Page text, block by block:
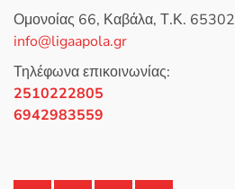
α
π
ό
5
Ομονοίας 66, Καβάλα, Τ.Κ. 65302
info@ligaapola.gr
Τηλέφωνα επικοινωνίας:
2510222805
6942983559